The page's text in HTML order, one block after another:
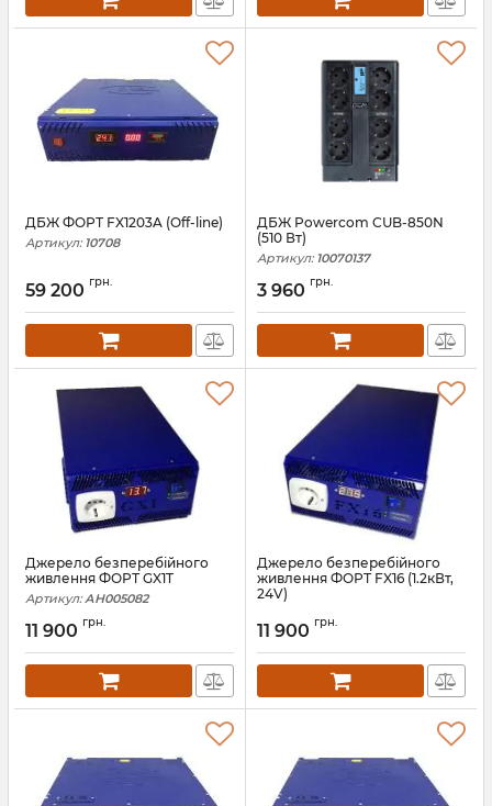
ДБЖ ФОРТ FX1203A (Off-line)
Артикул: 10708
59 200 грн.
ДБЖ Powercom CUB-850N
(510 Вт)
Артикул: 10070137
3 960 грн.
Джерело безперебійного
живлення ФОРТ GX1T
Артикул: АН005082
11 900 грн.
Джерело безперебійного
живлення ФОРТ FX16 (1.2кВт,
24V)
11 900 грн.